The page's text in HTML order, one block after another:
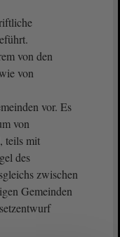
von den
von
vor. Es
von
teils mit
des
zwischen
Gemeinden